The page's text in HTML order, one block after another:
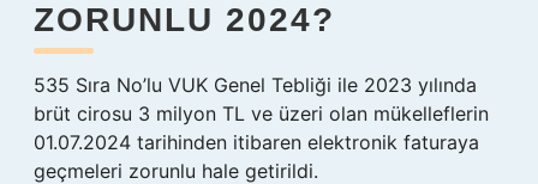
ZORUNLU 2024?
535 Sıra No’lu VUK Genel Tebliği ile 2023 yılında
brüt cirosu 3 milyon TL ve üzeri olan mükelleflerin
01.07.2024 tarihinden itibaren elektronik faturaya
geçmeleri zorunlu hale getirildi.